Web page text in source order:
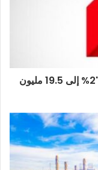
ارتفاع الخسائر الفصلية لـ" البحر الأحمر"2% إلى 19.5 مليون